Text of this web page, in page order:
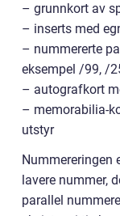
– grunnkort av
– inserts med
– nummererte
eksempel /99, /
– autografkort
– memorabilia-
utstyr
Nummereringen
lavere nummer,
parallel